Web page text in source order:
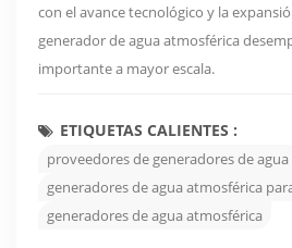
con el avance tecnológico y la
generador de agua atmosférica
importante a mayor escala.
ETIQUETAS CALIENTES :
proveedores de generadores de
generadores de agua atmosférica
generadores de agua atmosférica